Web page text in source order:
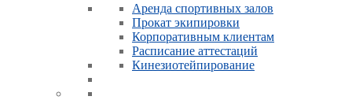
Аренда спортивных залов
Прокат экипировки
Корпоративным клиентам
Расписание аттестаций
Кинезиотейпирование